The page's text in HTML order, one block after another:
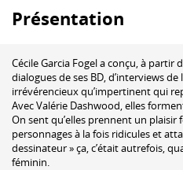
Présentation
Cécile Garcia Fogel a conçu, à partir
dialogues de ses BD, d’interviews de
irrévérencieux qu’impertinent qui
Avec Valérie Dashwood, elles
On sent qu’elles prennent un plaisir
personnages à la fois ridicules et
dessinateur » ça, c’était autrefois,
féminin.